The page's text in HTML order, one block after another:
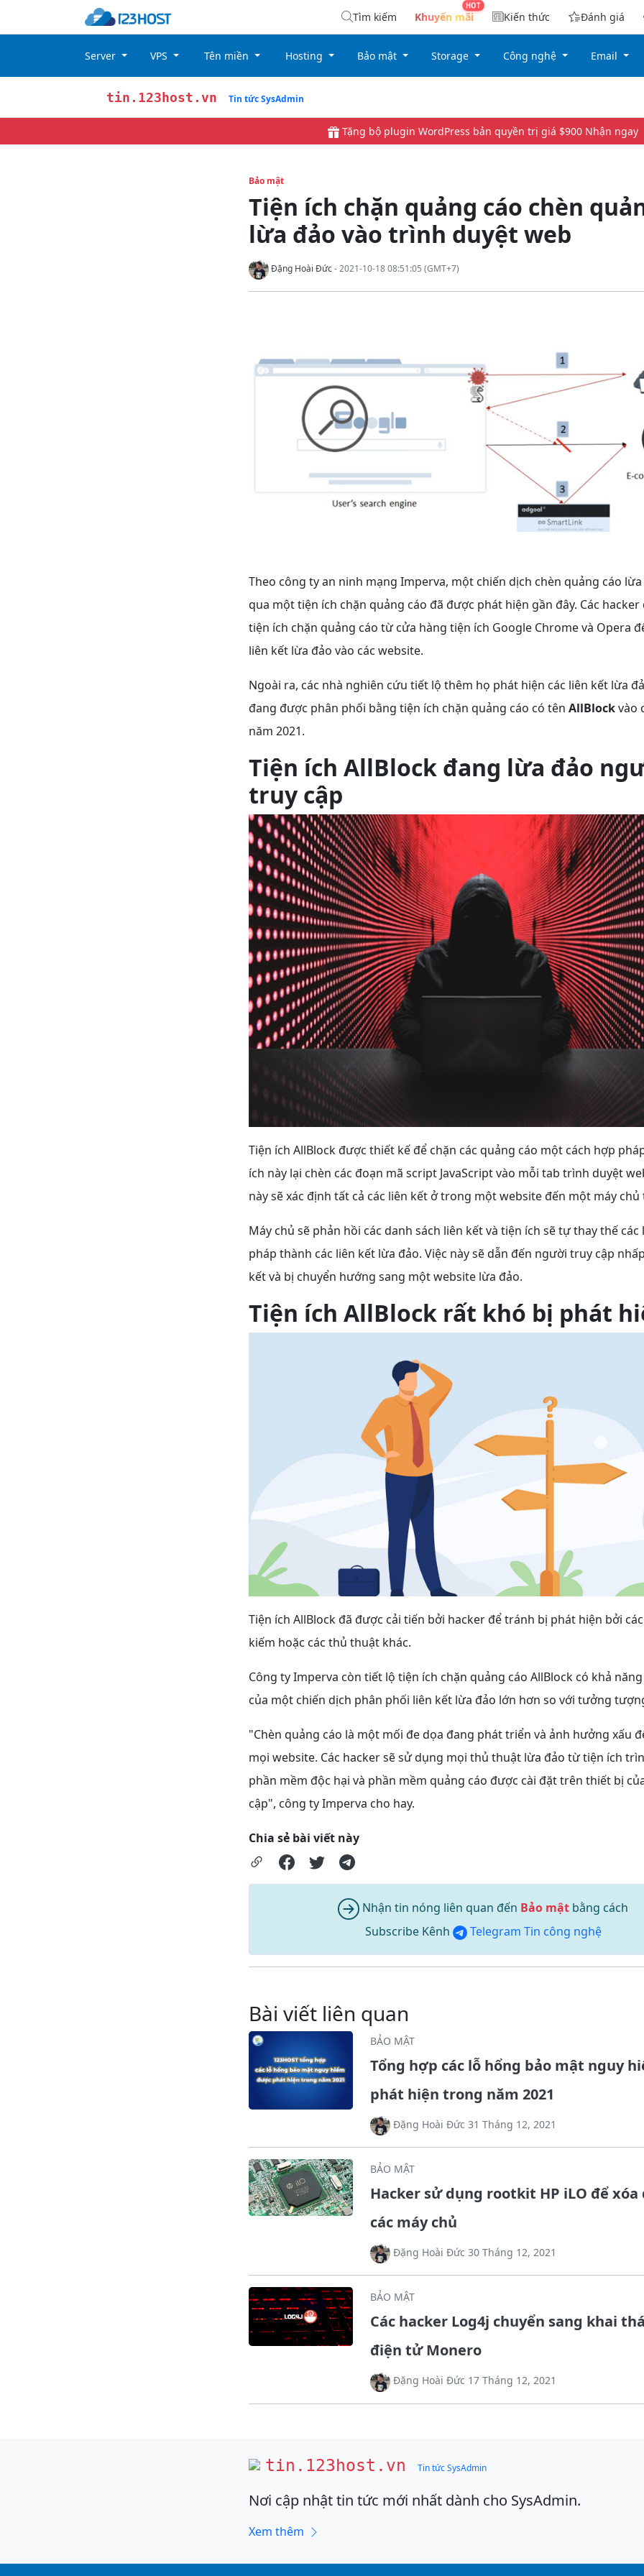
Tìm kiếm Khuyến mãi Kiến thức Đánh giá
Server VPS Tên miền Hosting Bảo mật Storage Công nghệ Email
tin.123host.vn Tin tức SysAdmin
Tặng bộ plugin WordPress bản quyền trị giá $900 Nhận ngay
Bảo mật
Tiện ích chặn quảng cáo chèn
lừa đảo vào trình duyệt web
Đặng Hoài Đức- 2021-10-18 08:51:05 (GMT+7)
Theo công ty an ninh mạng Imperva, một chiến dịch chèn quảng cáo
qua một tiện ích chặn quảng cáo đã được phát hiện gần đây. Các
tiện ích chặn quảng cáo từ cửa hàng tiện ích Google Chrome và Opera
liên kết lừa đảo vào các website.
Ngoài ra, các nhà nghiên cứu tiết lộ thêm họ phát hiện các liên kết lừa
đang được phân phối bằng tiện ích chặn quảng cáo có tên AllBlockvào
năm 2021.
Tiện ích AllBlock đang lừa đảo
truy cập
Tiện ích AllBlock được thiết kế để chặn các quảng cáo một cách hợp
ích này lại chèn các đoạn mã script JavaScript vào mỗi tab trình duyệt
này sẽ xác định tất cả các liên kết ở trong một website đến một máy chủ
Máy chủ sẽ phản hồi các danh sách liên kết và tiện ích sẽ tự thay thế
pháp thành các liên kết lừa đảo. Việc này sẽ dẫn đến người truy cập
kết và bị chuyển hướng sang một website lừa đảo.
Tiện ích AllBlock rất khó bị phát
Tiện ích AllBlock đã được cải tiến bởi hacker để tránh bị phát hiện bởi
kiếm hoặc các thủ thuật khác.
Công ty Imperva còn tiết lộ tiện ích chặn quảng cáo AllBlock có khả
của một chiến dịch phân phối liên kết lừa đảo lớn hơn so với tưởng
"Chèn quảng cáo là một mối đe dọa đang phát triển và ảnh hưởng xấu
mọi website. Các hacker sẽ sử dụng mọi thủ thuật lừa đảo từ tiện ích
phần mềm độc hại và phần mềm quảng cáo được cài đặt trên thiết bị
cập", công ty Imperva cho hay.
Chia sẻ bài viết này
Nhận tin nóng liên quan đến Bảo mật bằng cách
Subscribe Kênh
Telegram Tin công nghệ
Bài viết liên quan
BẢO MẬT
Tổng hợp các lỗ hổng bảo mật nguy
phát hiện trong năm 2021
Đặng Hoài Đức 31 Tháng 12, 2021
BẢO MẬT
Hacker sử dụng rootkit HP iLO để
các máy chủ
Đặng Hoài Đức 30 Tháng 12, 2021
BẢO MẬT
Các hacker Log4j chuyển sang khai
điện tử Monero
Đặng Hoài Đức 17 Tháng 12, 2021
tin.123host.vn Tin tức SysAdmin
Nơi cập nhật tin tức mới nhất dành cho SysAdmin.
Xem thêm